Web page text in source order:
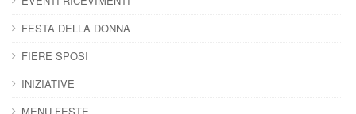
FESTA DELLA DONNA
FIERE SPOSI
INIZIATIVE